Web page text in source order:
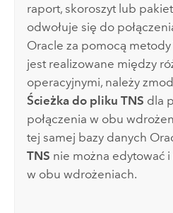
raport, skoroszyt lub
odwołuje się do
Oracle za pomocą
jest realizowane między
operacyjnymi, należy
Ścieżka do pliku TNS dla
połączenia w obu
tej samej bazy danych
TNS nie można edytować
w obu wdrożeniach.